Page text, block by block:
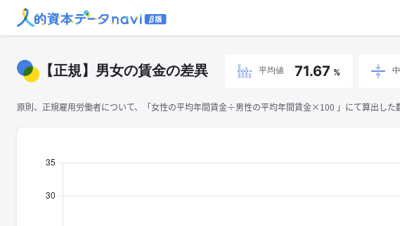
【正規】男女の賃金の差異 平均値 71.67 %
原則、正規雇用労働者について、「女性の平均年間賃金÷男性の平均年間賃金×100 」にて算出し